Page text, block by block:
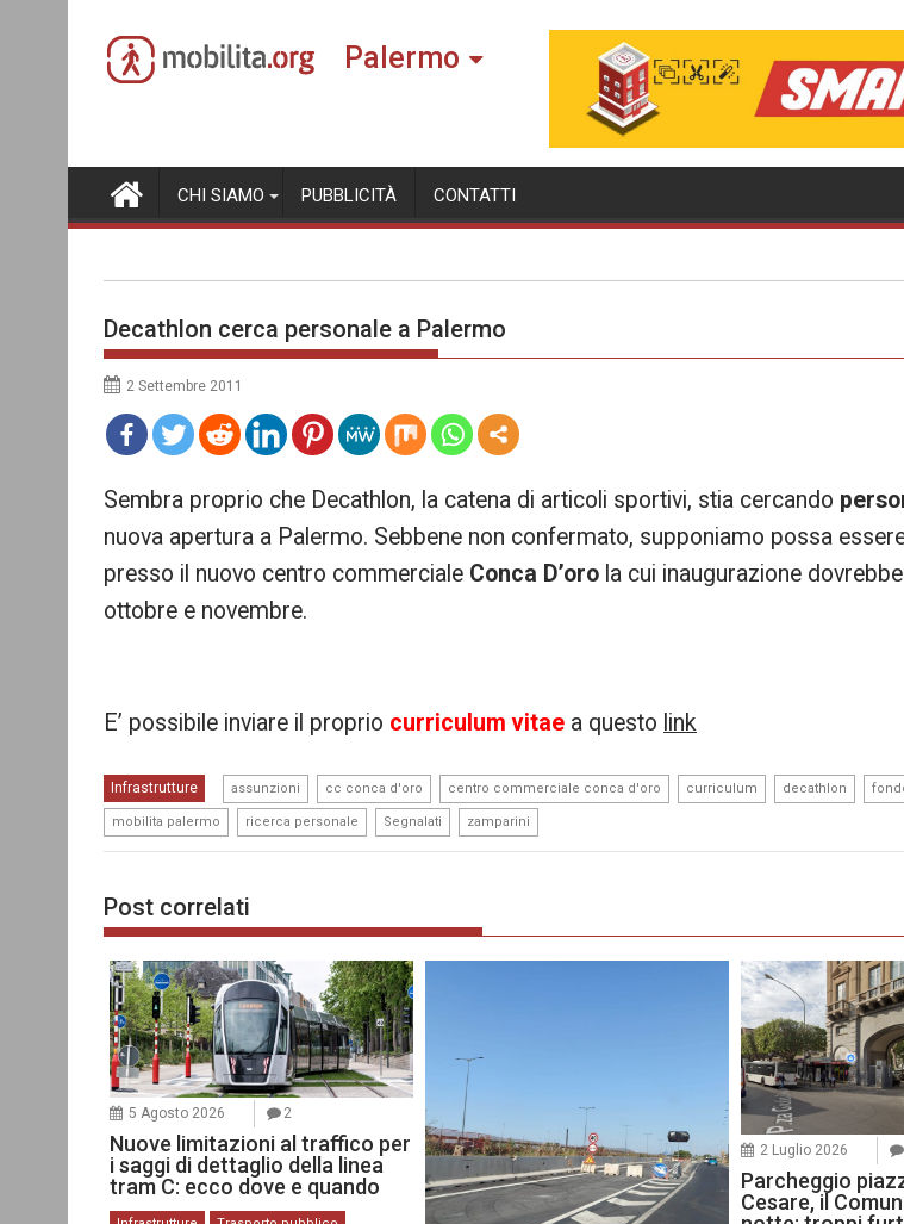
content
Palermo
CHI SIAMO PUBBLICITÀ CONTATTI
Decathlon cerca personale a Palermo
2 Settembre 2011
re
Sembra proprio che Decathlon, la catena di articoli sportivi, stia cercando
nuova apertura a Palermo. Sebbene non confermato, supponiamo possa
presso il nuovo centro commerciale Conca D’oro la cui inaugurazione
ottobre e novembre.
E’ possibile inviare il proprio curriculum vitae a questo link
Infrastrutture assunzioni cc conca d'oro centro commerciale conca d'oro curriculum decathlon
mobilita palermo ricerca personale Segnalati zamparini
Post correlati
5 Agosto 2026 2
Nuove limitazioni al traffico per
i saggi di dettaglio della linea
tram C: ecco dove e quando
2 Luglio 2026
Parcheggio
Cesare, il